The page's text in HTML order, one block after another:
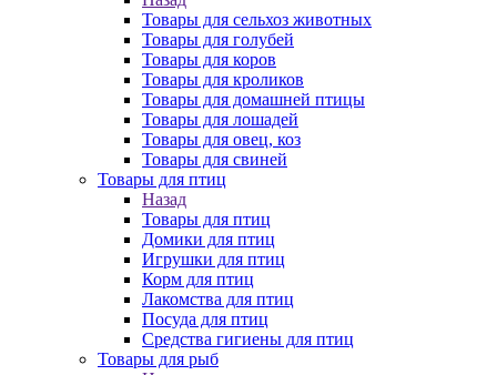
Товары для сельхоз животных
Товары для голубей
Товары для коров
Товары для кроликов
Товары для домашней птицы
Товары для лошадей
Товары для овец, коз
Товары для свиней
Товары для птиц
Назад
Товары для птиц
Домики для птиц
Игрушки для птиц
Корм для птиц
Лакомства для птиц
Посуда для птиц
Средства гигиены для птиц
Товары для рыб